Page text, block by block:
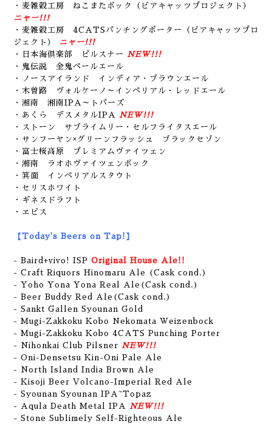
・麦雑穀工房 ねこまたボック（ビアキャッツプロジェクト）
ニャー!!!
・麦雑穀工房 4CATSパンチングポーター（ビアキャッツプロ
ジェクト）
ニャー!!!
・日本海倶楽部 ピルスナー
NEW!!!
・鬼伝説 金鬼ペールエール
・ノースアイランド インディア・ブラウンエール
・木曽路 ヴォルケーノ～インペリアル・レッドエール
・湘南 湘南IPA～トパーズ
・あくら デスメタルIPA
NEW!!!
・ストーン サブライムリー・セルフライタスエール
・サンフーヤン×グリーンフラッシュ ブラックセゾン
・富士桜高原 プレミアムヴァイツェン
・湘南 ラオホヴァイツェンボック
・箕面 インペリアルスタウト
・セリスホワイト
・ギネスドラフト
・ヱビス
【Today's Beers on Tap!】
- Baird+vivo! ISP Original House Ale!!
- Craft Riquors Hinomaru Ale (Cask cond.)
- Yoho Yona Yona Real Ale(Cask cond.)
- Beer Buddy Red Ale(Cask cond.)
- Sankt Gallen Syounan Gold
- Mugi-Zakkoku Kobo Nekomata Weizenbock
- Mugi-Zakkoku Kobo 4CATS Punching Porter
- Nihonkai Club Pilsner NEW!!!
- Oni-Densetsu Kin-Oni Pale Ale
- North Island India Brown Ale
- Kisoji Beer Volcano-Imperial Red Ale
- Syounan Syounan IPA~Topaz
- Aqula Death Metal IPA
NEW!!!
- Stone Sublimely Self-Righteous Ale